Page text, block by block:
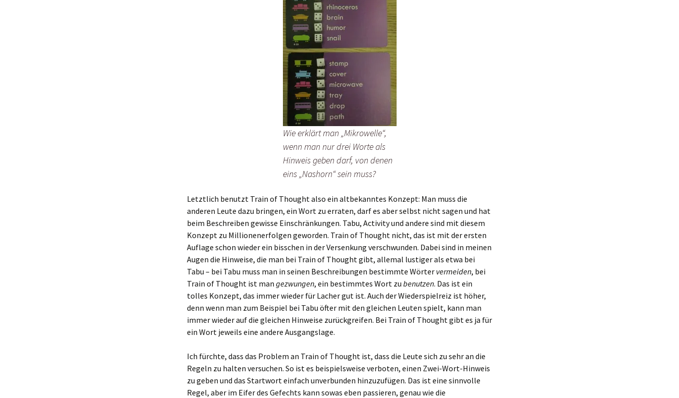
Wie erklärt man „Mikrowelle“,
wenn man nur drei Worte als
Hinweis geben darf, von denen
eins „Nashorn“ sein muss?
Letztlich benutzt Train of Thought also ein altbekanntes Konzept: Man muss die
anderen Leute dazu bringen, ein Wort zu erraten, darf es aber selbst nicht sagen und hat
beim Beschreiben gewisse Einschränkungen. Tabu, Activity und andere sind mit diesem
Konzept zu Millionenerfolgen geworden. Train of Thought nicht, das ist mit der ersten
Auflage schon wieder ein bisschen in der Versenkung verschwunden. Dabei sind in meinen
Augen die Hinweise, die man bei Train of Thought gibt, allemal lustiger als etwa bei
Tabu – bei Tabu muss man in seinen Beschreibungen bestimmte Wörter vermeiden, bei
Train of Thought ist man gezwungen, ein bestimmtes Wort zu benutzen. Das ist ein
tolles Konzept, das immer wieder für Lacher gut ist. Auch der Wiederspielreiz ist höher,
denn wenn man zum Beispiel bei Tabu öfter mit den gleichen Leuten spielt, kann man
immer wieder auf die gleichen Hinweise zurückgreifen. Bei Train of Thought gibt es ja für
ein Wort jeweils eine andere Ausgangslage.
Ich fürchte, dass das Problem an Train of Thought ist, dass die Leute sich zu sehr an die
Regeln zu halten versuchen. So ist es beispielsweise verboten, einen Zwei-Wort-Hinweis
zu geben und das Startwort einfach unverbunden hinzuzufügen. Das ist eine sinnvolle
Regel, aber im Eifer des Gefechts kann sowas eben passieren, genau wie die